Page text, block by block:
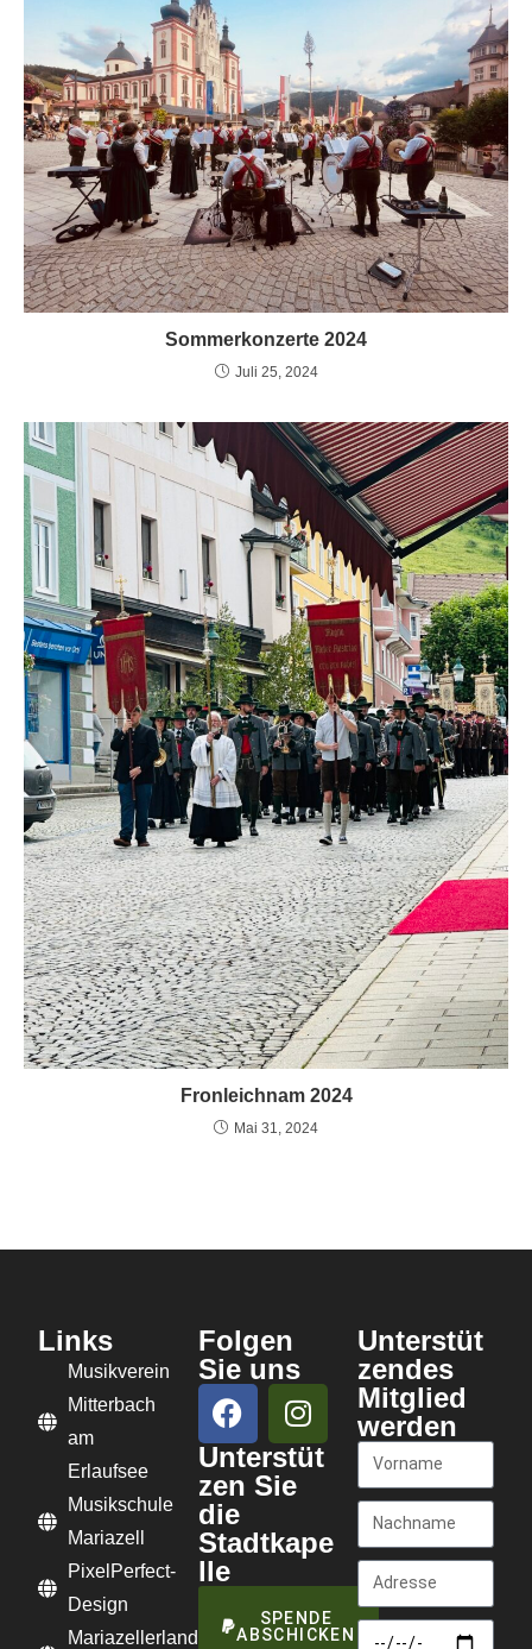
Sommerkonzerte 2024
Juli 25, 2024
Fronleichnam 2024
Mai 31, 2024
Links
Musikverein
Mitterbach
am
Erlaufsee
Musikschule
Mariazell
PixelPerfect-
Design
Mariazellerland-
Folgen
Sie uns
Unterstüt
zen Sie
die
Stadtkape
lle
SPENDE
ABSCHICKEN
Unterstüt
zendes
Mitglied
werden